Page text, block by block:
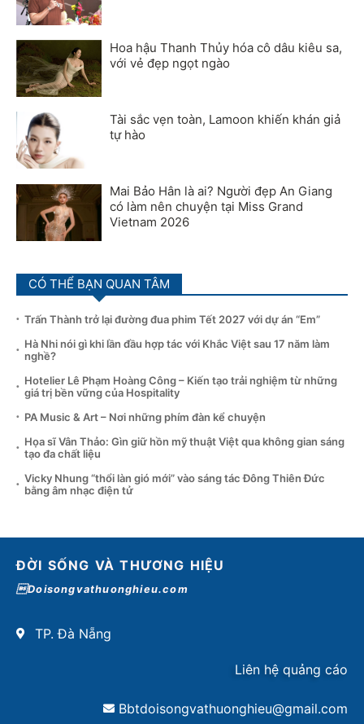
Hoa hậu Thanh Thủy hóa cô dâu kiêu sa,
với vẻ đẹp ngọt ngào
Tài sắc vẹn toàn, Lamoon khiến khán giả
tự hào
Mai Bảo Hân là ai? Người đẹp An Giang
có làm nên chuyện tại Miss Grand
Vietnam 2026
CÓ THỂ BẠN QUAN TÂM
Trấn Thành trở lại đường đua phim Tết 2027 với dự án “Em”
Hà Nhi nói gì khi lần đầu hợp tác với Khắc Việt sau 17 năm làm
nghề?
Hotelier Lê Phạm Hoàng Công – Kiến tạo trải nghiệm từ những
giá trị bền vững của Hospitality
PA Music & Art – Nơi những phím đàn kể chuyện
Họa sĩ Vân Thảo: Gìn giữ hồn mỹ thuật Việt qua không gian sáng
tạo đa chất liệu
Vicky Nhung “thổi làn gió mới” vào sáng tác Đông Thiên Đức
bằng âm nhạc điện tử
ĐỜI SỐNG VÀ THƯƠNG HIỆU
Doisongvathuonghieu.com
TP. Đà Nẵng
Liên hệ quảng cáo
Bbtdoisongvathuonghieu@gmail.com